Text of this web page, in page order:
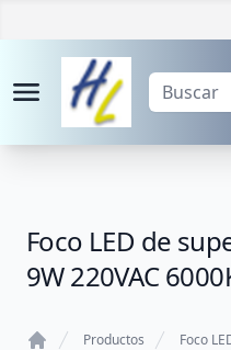
Foco LED de
9W 220VAC
Productos Foco